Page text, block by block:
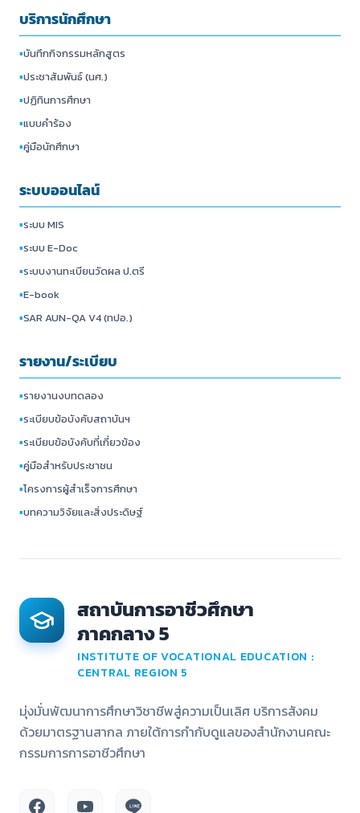
บริการนักศึกษา
▪บันทึกกิจกรรมหลักสูตร
▪ประชาสัมพันธ์ (นศ.)
▪ปฏิทินการศึกษา
▪แบบคำร้อง
▪คู่มือนักศึกษา
ระบบออนไลน์
▪ระบบ MIS
▪ระบบ E-Doc
▪ระบบงานทะเบียนวัดผล ป.ตรี
▪E-book
▪SAR AUN-QA V4 (ทปอ.)
รายงาน/ระเบียบ
▪รายงานงบทดลอง
▪ระเบียบข้อบังคับสถาบันฯ
▪ระเบียบข้อบังคับที่เกี่ยวข้อง
▪คู่มือสำหรับประชาชน
▪โครงการผู้สำเร็จการศึกษา
▪บทความวิจัยและสิ่งประดิษฐ์
สถาบันการอาชีวศึกษา
ภาคกลาง 5
INSTITUTE OF VOCATIONAL EDUCATION :
CENTRAL REGION 5
มุ่งมั่นพัฒนาการศึกษาวิชาชีพสู่ความเป็นเลิศ บริการสังคม
ด้วยมาตรฐานสากล ภายใต้การกำกับดูแลของสำนักงานคณะ
กรรมการการอาชีวศึกษา